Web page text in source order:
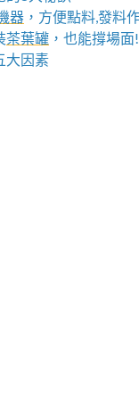
器 ，方便點料,發料
茶葉罐 ，也能撐場面!
大因素